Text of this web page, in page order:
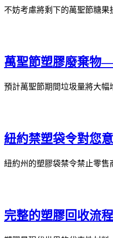
不妨考慮將剩下的萬聖節糖果
萬聖節塑膠廢棄物
預計萬聖節期間垃圾量將大幅
紐約禁塑袋令對您
紐約州的塑膠袋禁令禁止零售
完整的塑膠回收流程